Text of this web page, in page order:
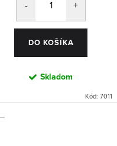
DO KOŠÍKA
Skladom
Kód: 7011